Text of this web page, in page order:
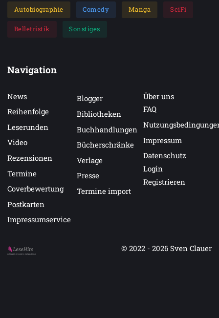
Autobiographie Comedy Manga SciFi
Belletristik Sonstiges
Navigation
News
Reihenfolge
Leserunden
Video
Rezensionen
Termine
Coverbewertung
Postkarten
Impressumservice
Blogger
Bibliotheken
Buchhandlungen
Bücherschränke
Verlage
Presse
Termine import
Über uns
FAQ
Impressum
Datenschutz
Login
Registrieren
Auf LeseHits.de findest Du die besten Bücher.
© 2022 - 2026 Sven Clauer